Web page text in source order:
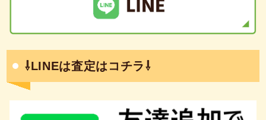
⇩LINEは査定はコチラ⇩